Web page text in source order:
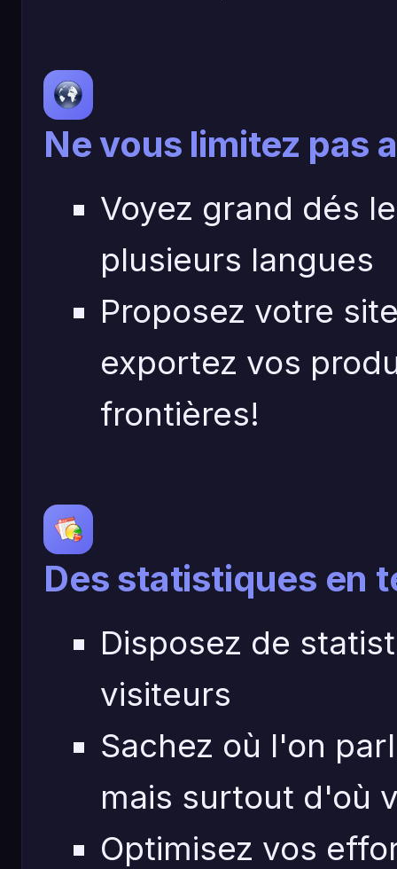
Ne vous limitez pas
Voyez grand dés
plusieurs langues
Proposez votre
exportez vos
frontières!
Des statistiques en
Disposez de
visiteurs
Sachez où l'on
mais surtout d'où
Optimisez vos